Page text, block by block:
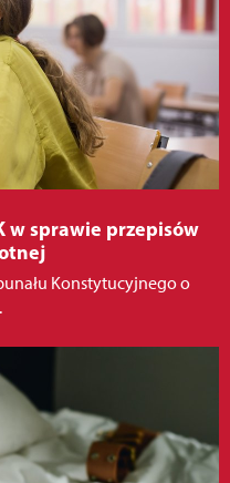
w sprawie przepisów
Konstytucyjnego o